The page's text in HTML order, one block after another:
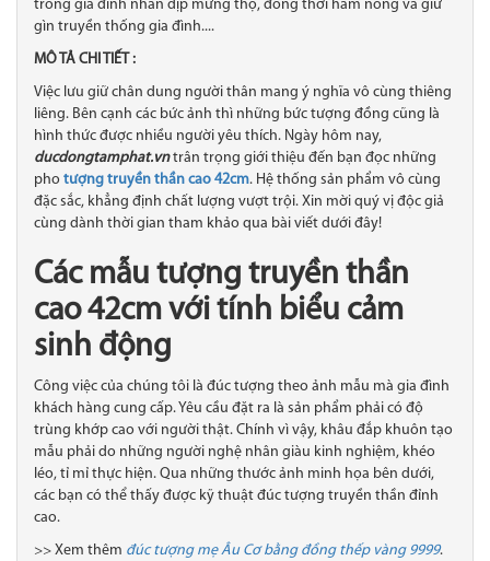
trong gia đình nhân dịp mừng thọ, đồng thời hâm nóng và giữ
gìn truyền thống gia đình....
MÔ TẢ CHI TIẾT :
Việc lưu giữ chân dung người thân mang ý nghĩa vô cùng thiêng
liêng. Bên cạnh các bức ảnh thì những bức tượng đồng cũng là
hình thức được nhiều người yêu thích. Ngày hôm nay,
ducdongtamphat.vntrân trọng giới thiệu đến bạn đọc những
pho tượng truyền thần cao 42cm. Hệ thống sản phẩm vô cùng
đặc sắc, khẳng định chất lượng vượt trội. Xin mời quý vị độc giả
cùng dành thời gian tham khảo qua bài viết dưới đây!
Các mẫu tượng truyền thần
cao 42cm với tính biểu cảm
sinh động
Công việc của chúng tôi là đúc tượng theo ảnh mẫu mà gia đình
khách hàng cung cấp. Yêu cầu đặt ra là sản phẩm phải có độ
trùng khớp cao với người thật. Chính vì vậy, khâu đắp khuôn tạo
mẫu phải do những người nghệ nhân giàu kinh nghiệm, khéo
léo, tỉ mỉ thực hiện. Qua những thước ảnh minh họa bên dưới,
các bạn có thể thấy được kỹ thuật đúc tượng truyền thần đỉnh
cao.
>> Xem thêm đúc tượng mẹ Âu Cơ bằng đồng thếp vàng 9999.